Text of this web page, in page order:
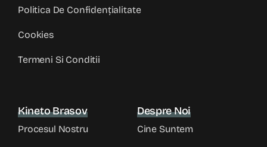
Politica De Confidențialitate
Cookies
Termeni Si Conditii
Kineto Brasov
Procesul Nostru
Despre Noi
Cine Suntem